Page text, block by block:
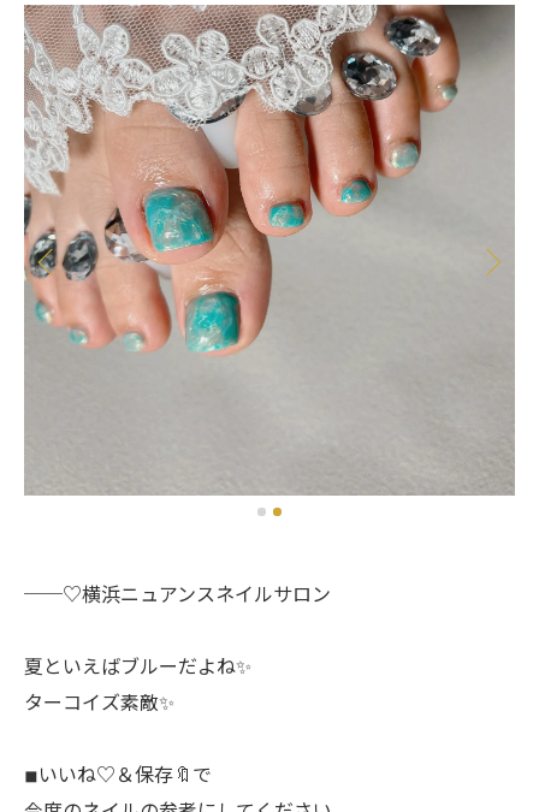
──♡横浜ニュアンスネイルサロン
夏といえばブルーだよね✨️
ターコイズ素敵✨
◾︎いいね♡＆保存🔖で